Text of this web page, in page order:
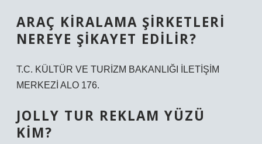
ARAÇ KIRALAMA ŞIRKETLERI
NEREYE ŞIKAYET EDILIR?
T.C. KÜLTÜR VE TURİZM BAKANLIĞI İLETİŞİM
MERKEZİ ALO 176.
JOLLY TUR REKLAM YÜZÜ
KIM?